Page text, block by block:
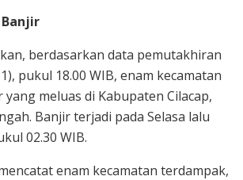
berdasarkan data pemutakhiran
pukul 18.00 WIB, enam kecamatan
meluas di Kabupaten Cilacap,
Banjir terjadi pada Selasa lalu
02.30 WIB.
enam kecamatan terdampak,